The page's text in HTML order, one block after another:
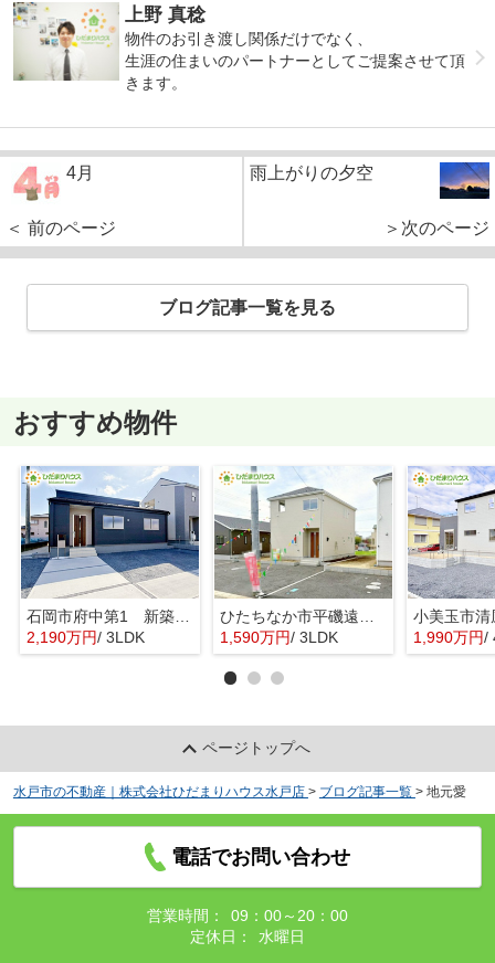
上野 真稔
物件のお引き渡し関係だけでなく、
生涯の住まいのパートナーとしてご提案させて頂
きます。
4月
＜ 前のページ
雨上がりの夕空
＞次のページ
ブログ記事一覧を見る
おすすめ物件
石岡市府中第1 新築戸建 3号棟
2,190万円/ 3LDK
1,590万円/ 3LDK 1,990万円/
ページトップへ
水戸市の不動産｜株式会社ひだまりハウス水戸店 > ブログ記事一覧 > 地元愛
電話でお問い合わせ
営業時間：
09：00～20：00
定休日：
水曜日